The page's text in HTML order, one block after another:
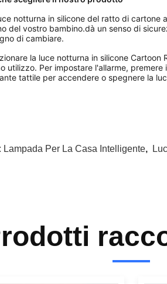
notturna in silicone del ratto di cartone
del vostro bambino.dà un senso di
di cambiare.
la luce notturna in silicone
utilizzo. Per impostare l'allarme,
tattile per accendere o spegnere la
Lampada Per La Casa Intelligente,